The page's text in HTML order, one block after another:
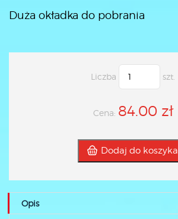
Duża okładka do pobrania
Liczba szt.
Cena: 84.00 zł
Dodaj do koszyka
Opis